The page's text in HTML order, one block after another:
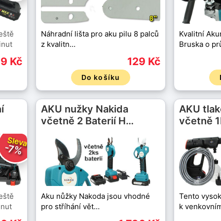
Kč
Náhradní lišta pro aku pilu 8 palců
z kvalitn…
129 Kč
Do košíku
Kvalitní
Bruska o
Sleva
-7%
AKU nužky Nakida
včetně 2 Baterií H…
Aku nůžky Nakoda jsou vhodné
pro stříhání vět…
AKU
včetně
Tento
k